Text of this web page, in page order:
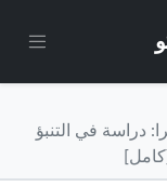
دراسة في التنبؤ